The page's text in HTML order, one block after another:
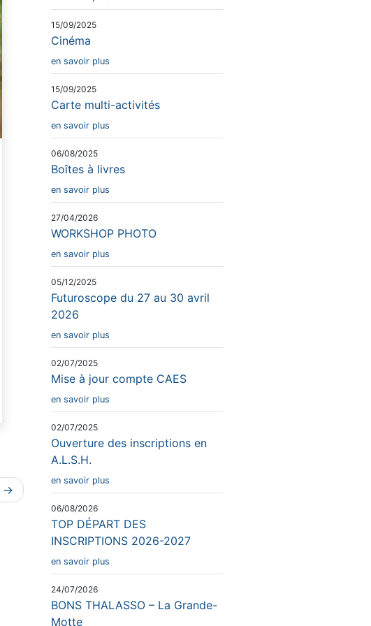
15/09/2025
Cinéma
en savoir plus
15/09/2025
Carte multi-activités
en savoir plus
06/08/2025
Boîtes à livres
en savoir plus
27/04/2026
WORKSHOP PHOTO
en savoir plus
05/12/2025
Futuroscope du 27 au 30 avril
2026
en savoir plus
02/07/2025
Mise à jour compte CAES
en savoir plus
02/07/2025
Ouverture des inscriptions en
A.L.S.H.
en savoir plus
06/08/2026
TOP DÉPART DES
INSCRIPTIONS 2026-2027
en savoir plus
24/07/2026
BONS THALASSO – La Grande-
Motte